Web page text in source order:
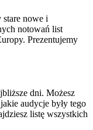
nowe i
notowań list
Prezentujemy
dni. Możesz
audycje były tego
listę wszystkich